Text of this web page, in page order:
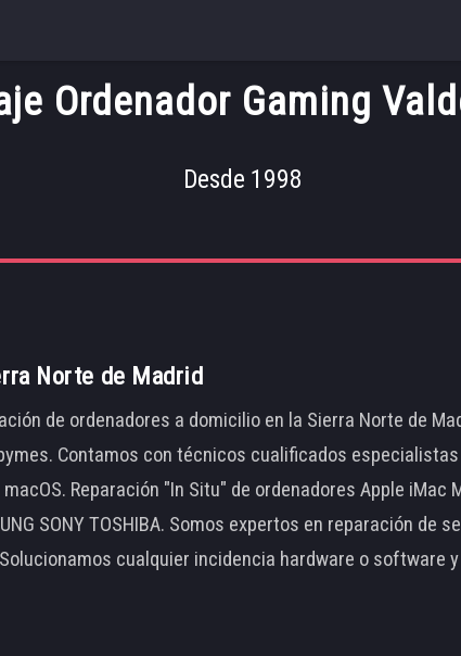
Ordenador Gaming
Desde 1998
Norte de Madrid
de ordenadores a domicilio en la Sierra Norte de
Contamos con técnicos cualificados
Reparación "In Situ" de ordenadores Apple iMac
SONY TOSHIBA. Somos expertos en reparación
cualquier incidencia hardware o software